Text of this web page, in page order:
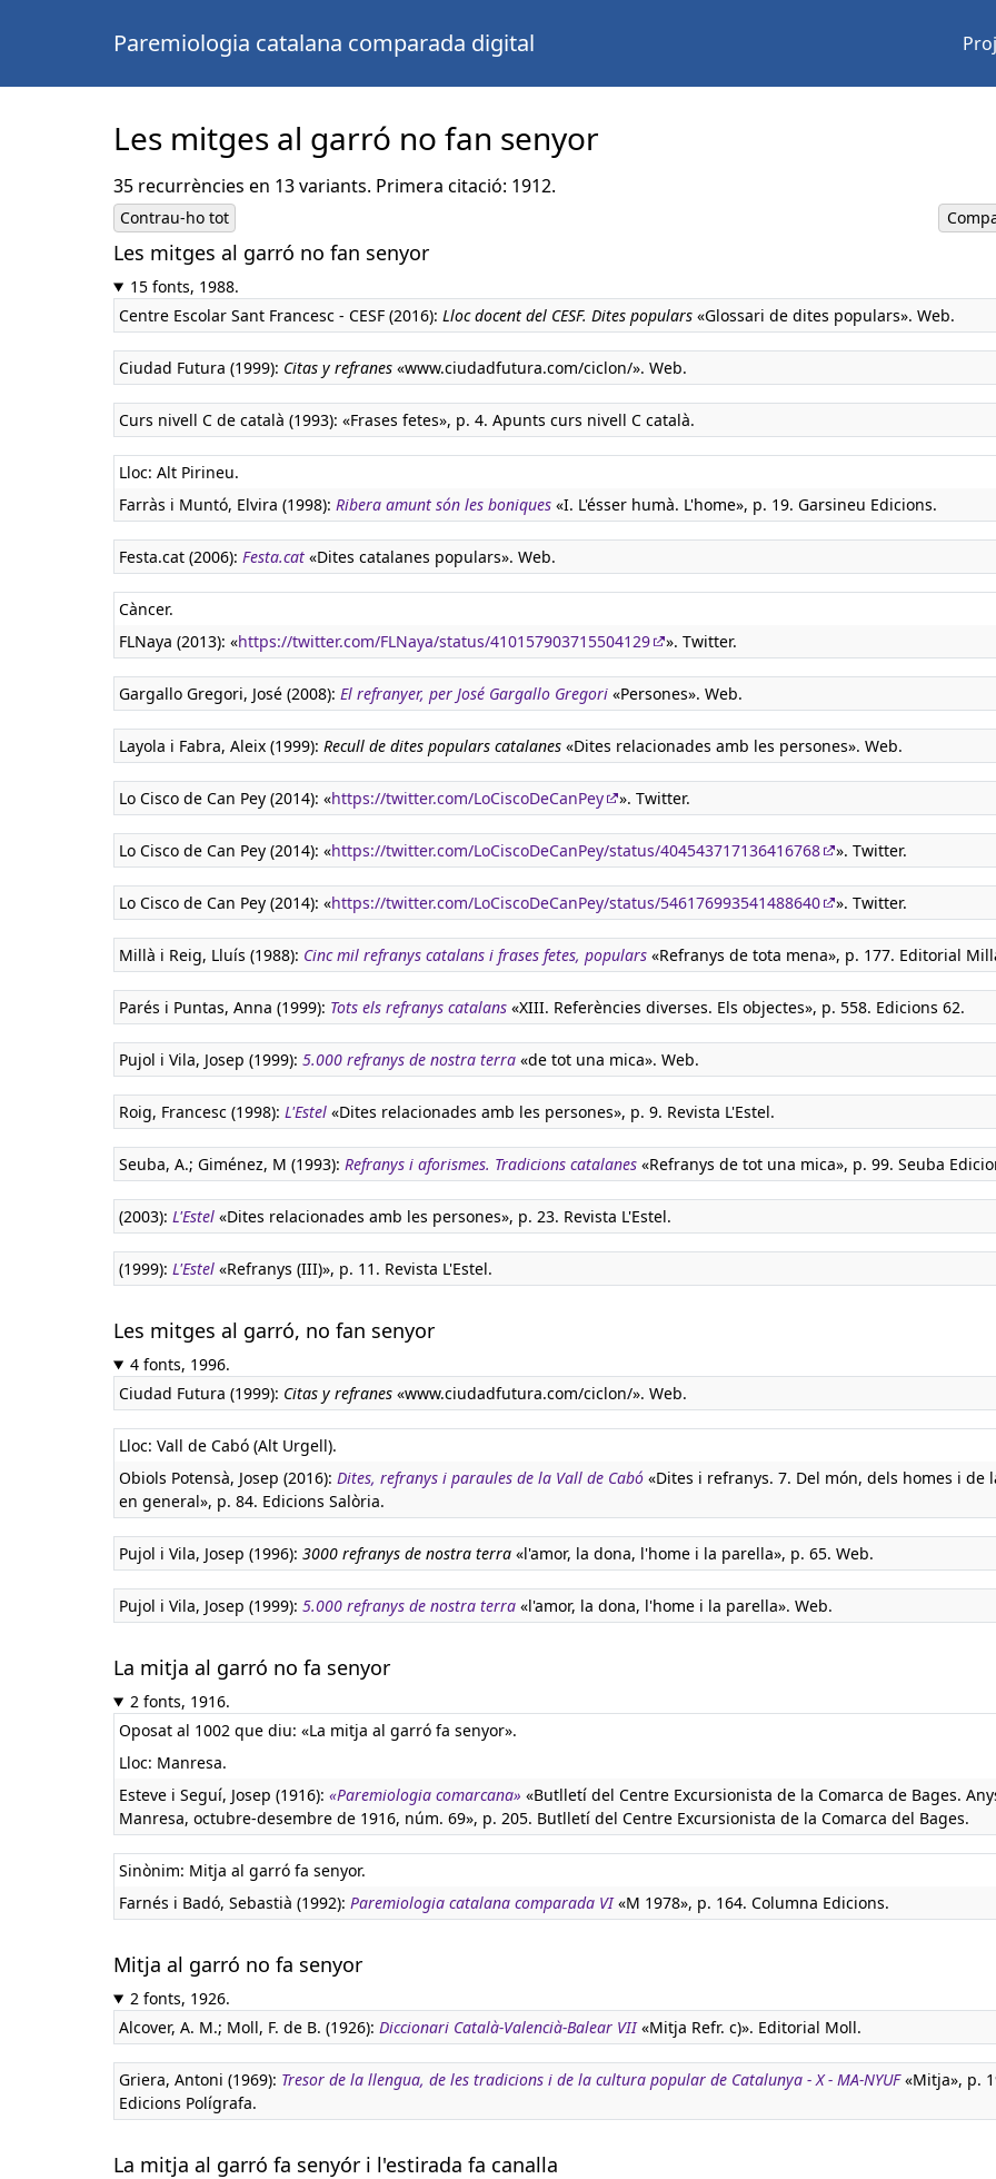
Paremiologia catalana comparada digital
Les mitges al garró no fan senyor
35 recurrències en 13 variants. Primera citació: 1912.
Contrau-ho tot
Les mitges al garró no fan senyor
15 fonts, 1988.
Centre Escolar Sant Francesc - CESF (2016): Lloc docent del CESF. Dites populars «Glossari de dites populars». Web.
Ciudad Futura (1999): Citas y refranes «www.ciudadfutura.com/ciclon/». Web.
Curs nivell C de català (1993): «Frases fetes», p. 4. Apunts curs nivell C català.
Lloc: Alt Pirineu.
Farràs i Muntó, Elvira (1998): Ribera amunt són les boniques «I. L'ésser humà. L'home», p. 19. Garsineu Edicions.
Festa.cat (2006): Festa.cat «Dites catalanes populars». Web.
Càncer.
FLNaya (2013): «https://twitter.com/FLNaya/status/410157903715504129 ». Twitter.
Gargallo Gregori, José (2008): El refranyer, per José Gargallo Gregori «Persones». Web.
Layola i Fabra, Aleix (1999): Recull de dites populars catalanes «Dites relacionades amb les persones». Web.
Lo Cisco de Can Pey (2014): «https://twitter.com/LoCiscoDeCanPey ». Twitter.
Lo Cisco de Can Pey (2014): «https://twitter.com/LoCiscoDeCanPey/status/404543717136416768 ». Twitter.
Lo Cisco de Can Pey (2014): «https://twitter.com/LoCiscoDeCanPey/status/546176993541488640 ». Twitter.
Millà i Reig, Lluís (1988): Cinc mil refranys catalans i frases fetes, populars «Refranys de tota mena», p. 177. Editorial
Parés i Puntas, Anna (1999): Tots els refranys catalans «XIII. Referències diverses. Els objectes», p. 558. Edicions 62.
Pujol i Vila, Josep (1999): 5.000 refranys de nostra terra «de tot una mica». Web.
Roig, Francesc (1998): L'Estel «Dites relacionades amb les persones», p. 9. Revista L'Estel.
Seuba, A.; Giménez, M (1993): Refranys i aforismes. Tradicions catalanes «Refranys de tot una mica», p. 99. Seuba
(2003): L'Estel «Dites relacionades amb les persones», p. 23. Revista L'Estel.
(1999): L'Estel «Refranys (III)», p. 11. Revista L'Estel.
Les mitges al garró, no fan senyor
4 fonts, 1996.
Ciudad Futura (1999): Citas y refranes «www.ciudadfutura.com/ciclon/». Web.
Lloc: Vall de Cabó (Alt Urgell).
Obiols Potensà, Josep (2016): Dites, refranys i paraules de la Vall de Cabó «Dites i refranys. 7. Del món, dels homes i de
en general», p. 84. Edicions Salòria.
Pujol i Vila, Josep (1996): 3000 refranys de nostra terra «l'amor, la dona, l'home i la parella», p. 65. Web.
Pujol i Vila, Josep (1999): 5.000 refranys de nostra terra «l'amor, la dona, l'home i la parella». Web.
La mitja al garró no fa senyor
2 fonts, 1916.
Oposat al 1002 que diu: «La mitja al garró fa senyor».
Lloc: Manresa.
Esteve i Seguí, Josep (1916): «Paremiologia comarcana» «Butlletí del Centre Excursionista de la Comarca de Bages.
Manresa, octubre-desembre de 1916, núm. 69», p. 205. Butlletí del Centre Excursionista de la Comarca del Bages.
Sinònim: Mitja al garró fa senyor.
Farnés i Badó, Sebastià (1992): Paremiologia catalana comparada VI«M 1978», p. 164. Columna Edicions.
Mitja al garró no fa senyor
2 fonts, 1926.
Alcover, A. M.; Moll, F. de B. (1926): Diccionari Català-Valencià-Balear VII«Mitja Refr. c)». Editorial Moll.
Griera, Antoni (1969): Tresor de la llengua, de les tradicions i de la cultura popular de Catalunya - X - MA-NYUF«Mitja», p.
Edicions Polígrafa.
La mitja al garró fa senyór i l'estirada fa canalla